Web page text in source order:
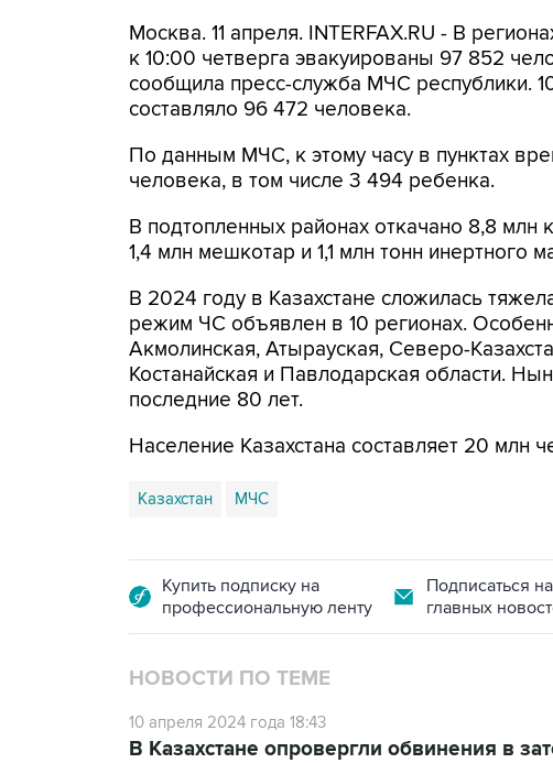
Москва. 11 апреля. INTERFAX.RU - В
к 10:00 четверга эвакуированы 97 852
сообщила пресс-служба МЧС республики.
составляло 96 472 человека.
По данным МЧС, к этому часу в пунктах
человека, в том числе 3 494 ребенка.
В подтопленных районах откачано 8,8
1,4 млн мешкотар и 1,1 млн тонн инертного
В 2024 году в Казахстане сложилась
режим ЧС объявлен в 10 регионах.
Акмолинская, Атырауская, Северо-
Костанайская и Павлодарская области.
последние 80 лет.
Население Казахстана составляет 20 млн
Казахстан МЧС
Купить подписку на
профессиональную ленту
Подписаться
главных
НОВОСТИ ПО ТЕМЕ
10 апреля 2024 года 18:43
В Казахстане опровергли обвинения в